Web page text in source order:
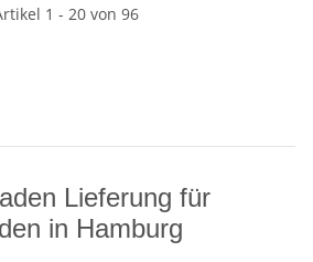
1 - 20 von 96
Lieferung für
in Hamburg